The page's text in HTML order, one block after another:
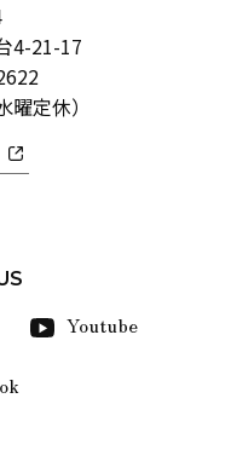
4-21-17
定休）
Youtube